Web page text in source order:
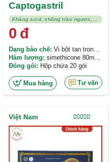
Captogastril
0 đ
Dạng bào chế: Vi bột tan trong
miệng
Hàm lượng: simethicone 80mg,
magnesi hydroxit 150mg,
magnesi carbonat 100mg, natri
bicarbonate 135mg
Đóng gói: Hộp chứa 20 gói
Mua hàng Tư vấn
Được xếp
hạng5.00
Việt Nam